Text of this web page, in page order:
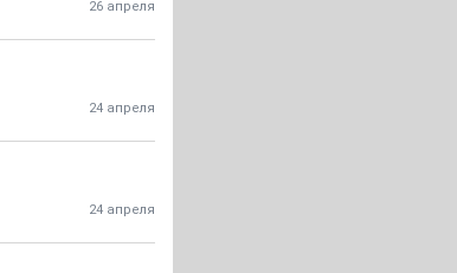
26 апреля
24 апреля
24 апреля